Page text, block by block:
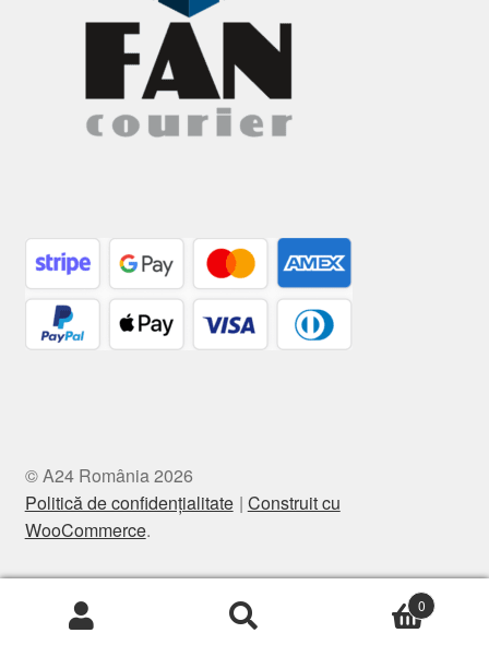
© A24 România 2026
Politică de confidențialitate Construit cu
WooCommerce.
0